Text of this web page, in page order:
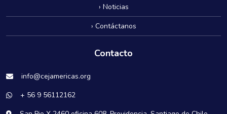
› Noticias
› Contáctanos
Contacto
info@cejamericas.org
+ 56 9 56112162